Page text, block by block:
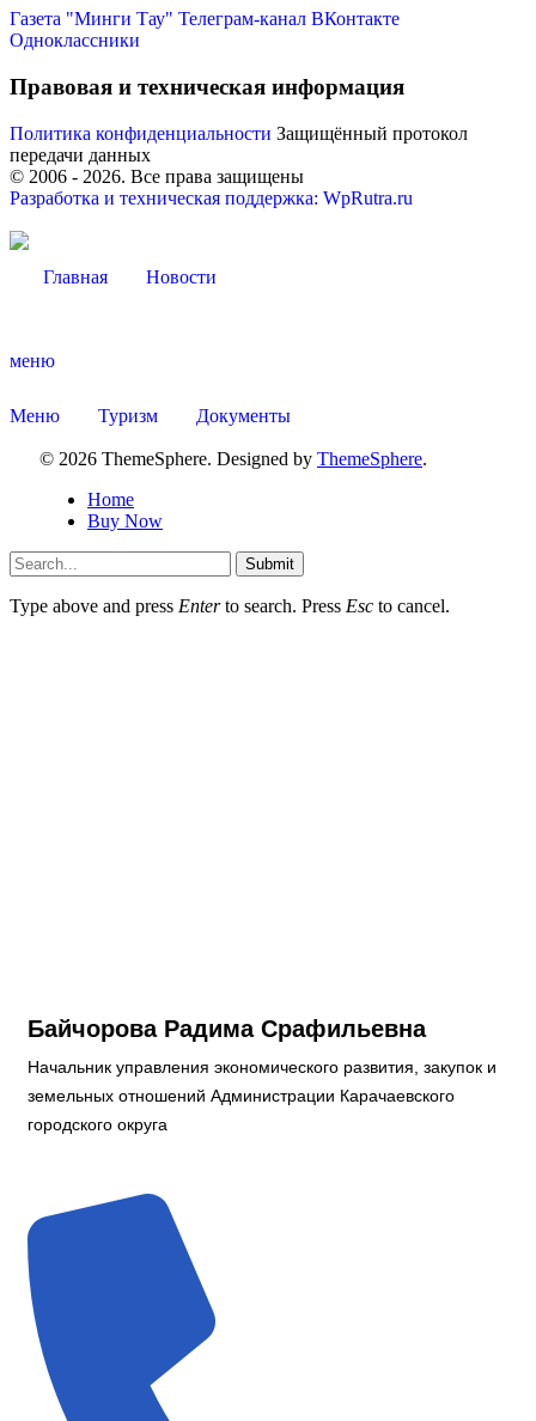
Газета "Минги Тау" Телеграм-канал ВКонтакте
Одноклассники
Правовая и техническая информация
Политика конфиденциальности Защищённый протокол
передачи данных
© 2006 - 2026. Все права защищены
Разработка и техническая поддержка: WpRutra.ru
Главная Новости
меню
Меню Туризм Документы
© 2026 ThemeSphere. Designed by ThemeSphere.
Home
Buy Now
Submit
Type above and press Enterto search. Press Esc to cancel.
Дума
Байчорова Радима Срафильевна
Начальник управления экономического развития, закупок и
земельных отношений Администрации Карачаевского
городского округа